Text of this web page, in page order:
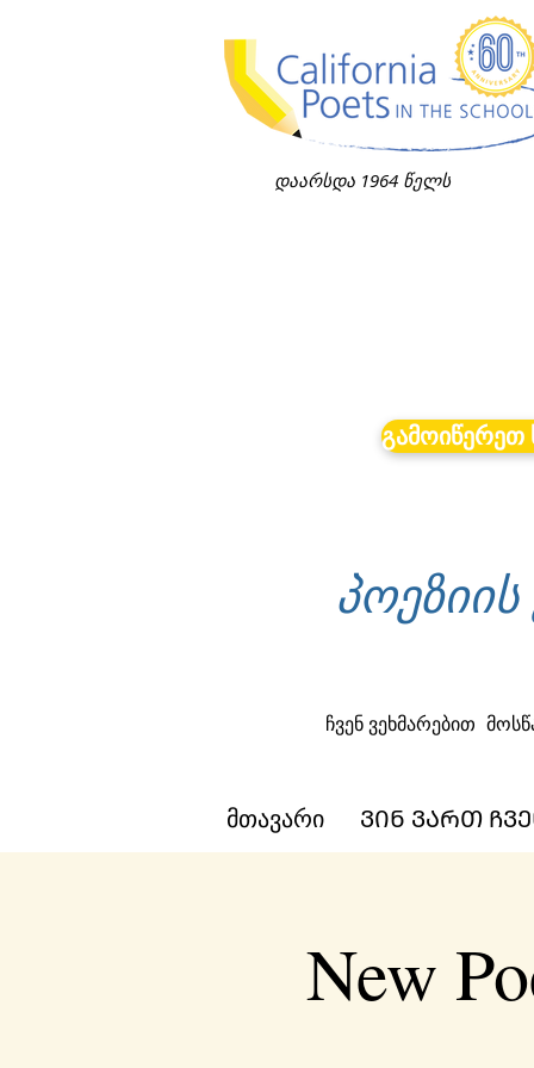
დაარსდა 1964 წელს
გამოიწერეთ
ჩვენ ვეხმარებით
მთავარი ᲕᲘᲜ ᲕᲐᲠᲗ
New